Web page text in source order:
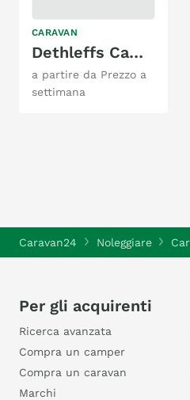
CARAVAN
Dethleffs Camper 500QSK
a partire da Prezzo a
settimana
Caravan24 Noleggiare
Per gli acquirenti
Ricerca avanzata
Compra un camper
Compra un caravan
Marchi